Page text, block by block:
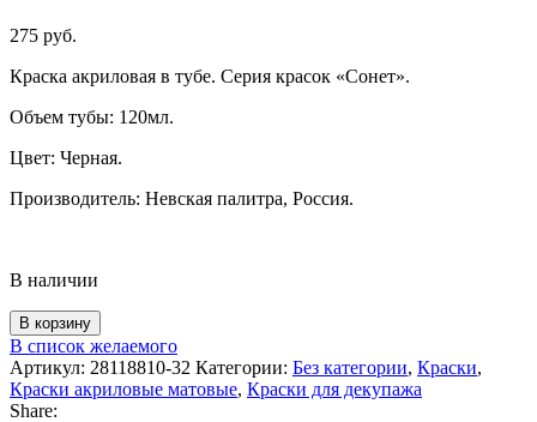
275 руб.
Краска акриловая в тубе. Серия красок «Сонет».
Объем тубы: 120мл.
Цвет: Черная.
Производитель: Невская палитра, Россия.
В наличии
Количество
товара
Краска
акриловая
Сонет
В корзину
В список желаемого
Артикул: 28118810-32 Категории: Без категории, Краски,
Краски акриловые матовые, Краски для декупажа
Share: